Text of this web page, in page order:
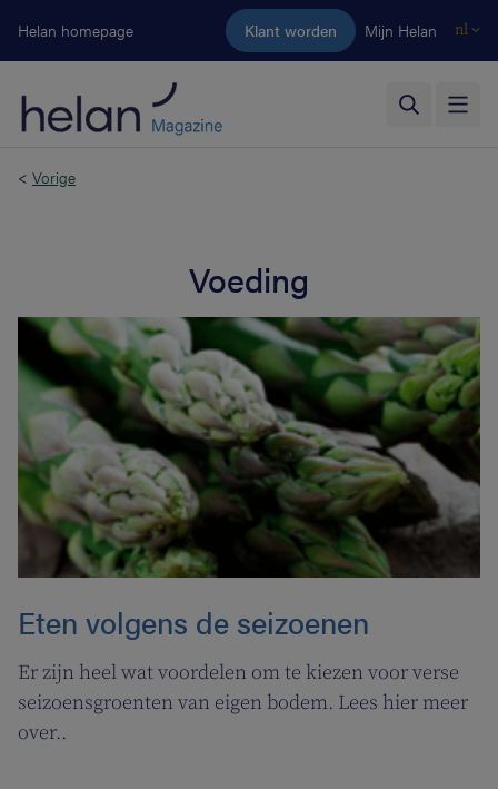
Ga naar de hoofdinhoud
Helan homepage Klant worden Mijn Helan nl
< Vorige
Voeding
Eten volgens de seizoenen
Er zijn heel wat voordelen om te kiezen voor verse
seizoensgroenten van eigen bodem. Lees hier meer
over..